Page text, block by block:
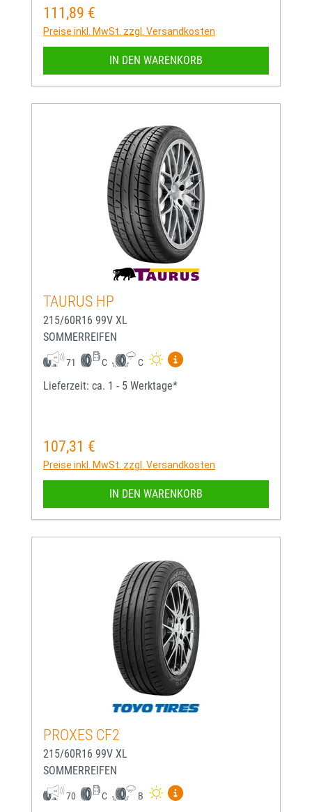
Regulärer Preis:
111,89 €
Preise inkl. MwSt. zzgl. Versandkosten
IN DEN WARENKORB
TAURUS HP
215/60R16 99V XL
SOMMERREIFEN
71 C C
Mehr Informationen zum
Lieferzeit: ca. 1 - 5 Werktage*
Regulärer Preis:
107,31 €
Preise inkl. MwSt. zzgl. Versandkosten
IN DEN WARENKORB
PROXES CF2
215/60R16 99V XL
SOMMERREIFEN
70 C B Mehr Informationen zum